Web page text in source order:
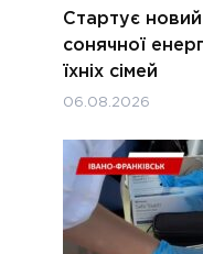
Стартує новий
сонячної
їхніх сімей
06.08.2026